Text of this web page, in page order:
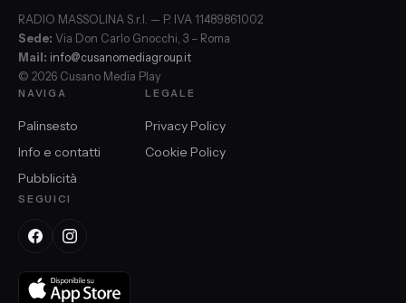
RADIO MASSOLINA S.r.l. — P. IVA 11489861002
Sede: Via Don Carlo Gnocchi, 3 – Roma
Mail: info@cusanomediagroup.it
© 2026 Cusano Media Play
NAVIGA
Palinsesto
Info e contatti
Pubblicità
LEGALE
Privacy Policy
Cookie Policy
SEGUICI